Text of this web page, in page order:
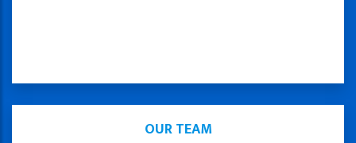
OUR TEAM